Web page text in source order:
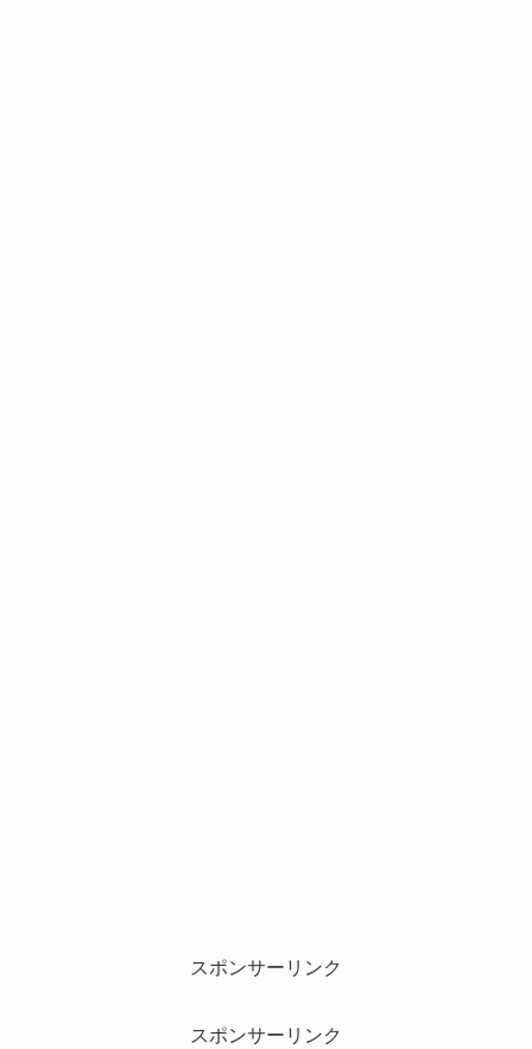
スポンサーリンク
スポンサーリンク